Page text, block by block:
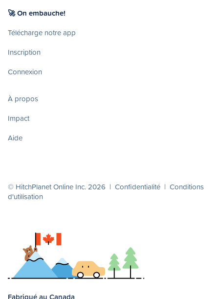
🚀 On embauche!
Télécharge notre app
Inscription
Connexion
À propos
Impact
Aide
© HitchPlanet Online Inc. 2026 | Confidentialité | Conditions
d'utilisation
Fabriqué au Canada